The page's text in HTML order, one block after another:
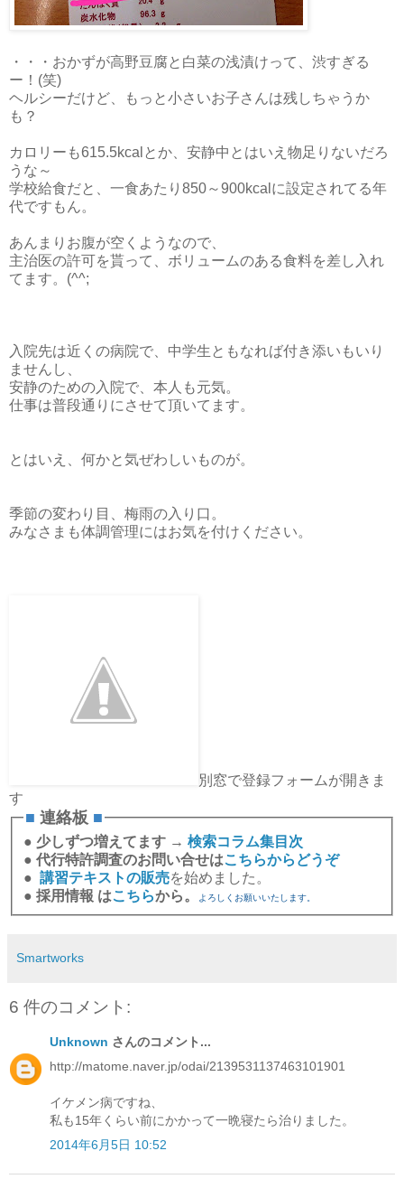
・・・おかずが高野豆腐と白菜の浅漬けって、渋すぎる
ー！(笑)
ヘルシーだけど、もっと小さいお子さんは残しちゃうか
も？
カロリーも615.5kcalとか、安静中とはいえ物足りないだろ
うな～
学校給食だと、一食あたり850～900kcalに設定されてる年
代ですもん。
あんまりお腹が空くようなので、
主治医の許可を貰って、ボリュームのある食料を差し入れ
てます。(^^;
入院先は近くの病院で、中学生ともなれば付き添いもいり
ませんし、
安静のための入院で、本人も元気。
仕事は普段通りにさせて頂いてます。
とはいえ、何かと気ぜわしいものが。
季節の変わり目、梅雨の入り口。
みなさまも体調管理にはお気を付けください。
別窓で登録フォームが開きま
す
■ 連絡板 ■
● 少しずつ増えてます → 検索コラム集目次
● 代行特許調査のお問い合せはこちらからどうぞ
● 講習テキストの販売を始めました。
● 採用情報 はこちらから。 よろしくお願いいたします。
Smartworks
6 件のコメント:
Unknown さんのコメント...
http://matome.naver.jp/odai/2139531137463101901
イケメン病ですね、
私も15年くらい前にかかって一晩寝たら治りました。
2014年6月5日 10:52